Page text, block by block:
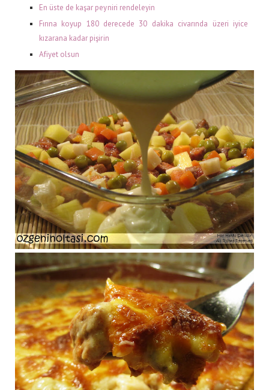
En üste de kaşar peyniri rendeleyin
Fırına koyup 180 derecede 30 dakika civarında üzeri iyice
kızarana kadar pişirin
Afiyet olsun